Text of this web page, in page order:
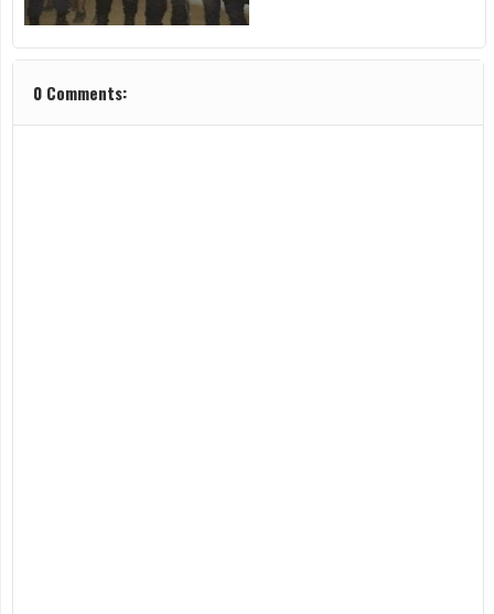
0 Comments: